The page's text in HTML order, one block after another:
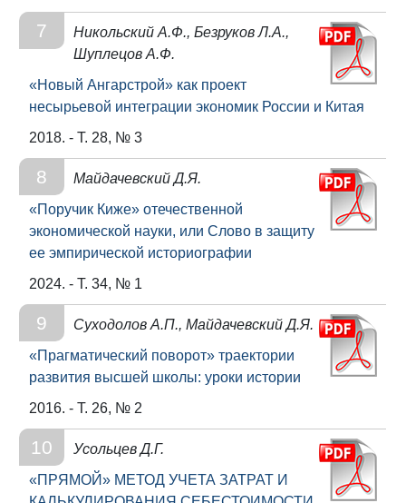
7
Никольский А.Ф., Безруков Л.А.,
Шуплецов А.Ф.
«Новый Ангарстрой» как проект
несырьевой интеграции экономик России и Китая
2018. - Т. 28, № 3
8
Майдачевский Д.Я.
«Поручик Киже» отечественной
экономической науки, или Слово в защиту
ее эмпирической историографии
2024. - Т. 34, № 1
9
Суходолов А.П., Майдачевский Д.Я.
«Прагматический поворот» траектории
развития высшей школы: уроки истории
2016. - Т. 26, № 2
10
Усольцев Д.Г.
«ПРЯМОЙ» МЕТОД УЧЕТА ЗАТРАТ И